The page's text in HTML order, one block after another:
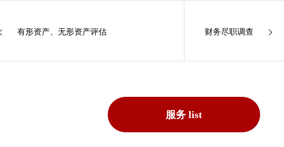
有形资产、无形资产评估 财务尽职调查
服务 list